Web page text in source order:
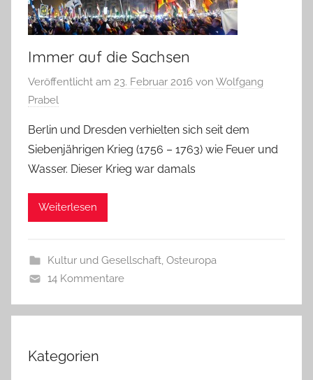
Immer auf die Sachsen
Veröffentlicht am 23. Februar 2016 von Wolfgang
Prabel
Berlin und Dresden verhielten sich seit dem
Siebenjährigen Krieg (1756 – 1763) wie Feuer und
Wasser. Dieser Krieg war damals
Weiterlesen
Kultur und Gesellschaft, Osteuropa
14 Kommentare
Kategorien